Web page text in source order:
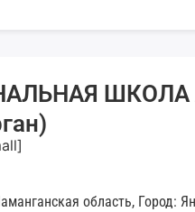
ШКОЛА
область, Город: